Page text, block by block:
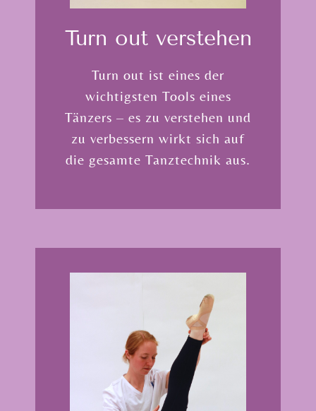
Turn out verstehen
Turn out ist eines der
wichtigsten Tools eines
Tänzers – es zu verstehen und
zu verbessern wirkt sich auf
die gesamte Tanztechnik aus.